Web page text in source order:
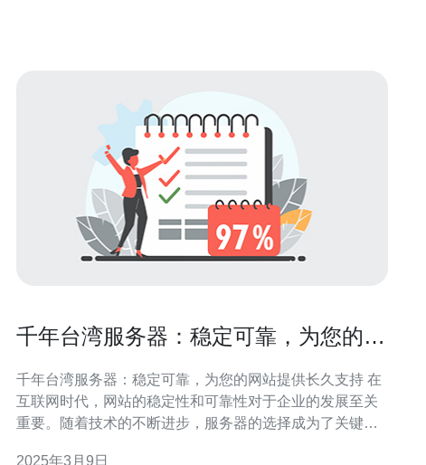
千年台湾服务器：稳定可靠，为您的网
千年台湾服务器：稳定可靠，为您的网站提供长久支持 在
互联网时代，网站的稳定性和可靠性对于企业的发展至关
重要。随着技术的不断进步，服务器的选择成为了关键因
2025年3月9日